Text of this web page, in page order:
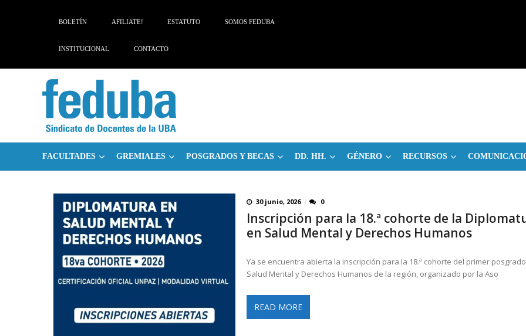
BOLETÍN AFILIATE! ESTATUTO SOMOS FEDUBA
INSTITUCIONAL CONTACTO
FACULTADES GREMIALES POSGRADOS Y BECAS DD. HH. GÉNERO RECURSOS
30 junio, 2026 0
Inscripción para la 18.ª cohorte de la
en Salud Mental y Derechos Humanos
Ya se encuentra abierta la inscripción para la 18.ª cohorte del primer
Salud Mental y Derechos Humanos de la región, organizado por la Aso
READ MORE